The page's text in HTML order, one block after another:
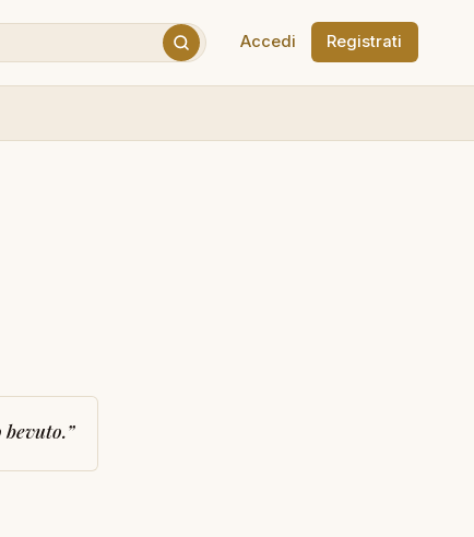
Accedi Registrati
”